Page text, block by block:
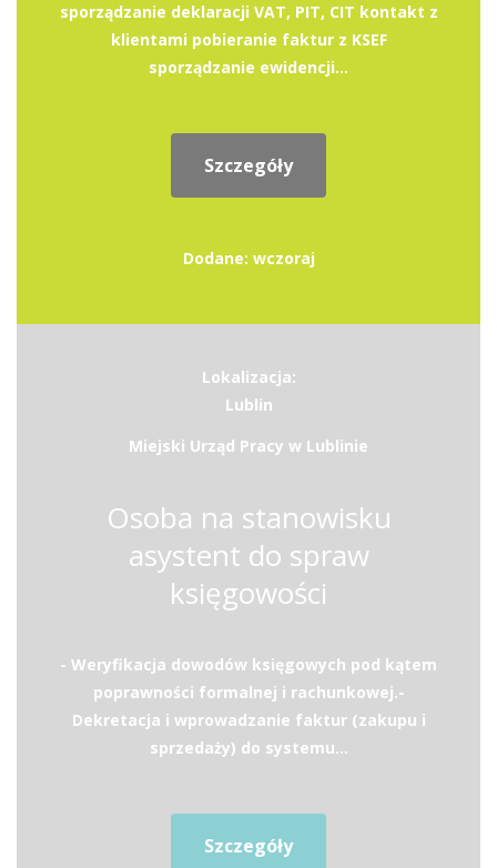
sporządzanie deklaracji VAT, PIT, CIT kontakt z
klientami pobieranie faktur z KSEF
sporządzanie ewidencji...
Szczegóły
Dodane: wczoraj
Lokalizacja:
Lublin
Miejski Urząd Pracy w Lublinie
Osoba na stanowisku
asystent do spraw
księgowości
- Weryfikacja dowodów księgowych pod kątem
poprawności formalnej i rachunkowej.-
Dekretacja i wprowadzanie faktur (zakupu i
sprzedaży) do systemu...
Szczegóły